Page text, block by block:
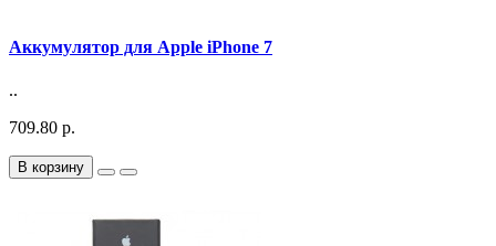
Аккумулятор для Apple iPhone 7
..
709.80 р.
В корзину